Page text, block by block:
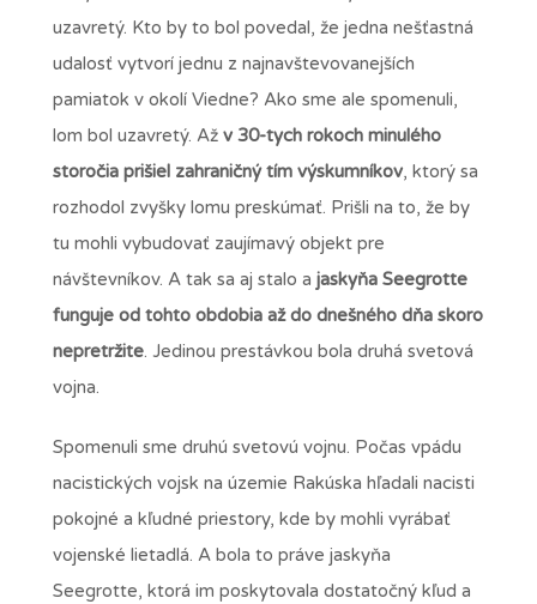
uzavretý. Kto by to bol povedal, že jedna nešťastná
udalosť vytvorí jednu z najnavštevovanejších
pamiatok v okolí Viedne? Ako sme ale spomenuli,
lom bol uzavretý. Až v 30-tych rokoch minulého
storočia prišiel zahraničný tím výskumníkov, ktorý sa
rozhodol zvyšky lomu preskúmať. Prišli na to, že by
tu mohli vybudovať zaujímavý objekt pre
návštevníkov. A tak sa aj stalo a jaskyňa Seegrotte
funguje od tohto obdobia až do dnešného dňa skoro
nepretržite. Jedinou prestávkou bola druhá svetová
vojna.
Spomenuli sme druhú svetovú vojnu. Počas vpádu
nacistických vojsk na územie Rakúska hľadali nacisti
pokojné a kľudné priestory, kde by mohli vyrábať
vojenské lietadlá. A bola to práve jaskyňa
Seegrotte, ktorá im poskytovala dostatočný kľud a